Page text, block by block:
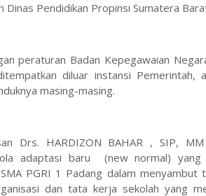
Dinas Pendidikan Propinsi Sumatera
peraturan Badan Kepegawaian
diluar instansi Pemerintah,
masing-masing.
Drs. HARDIZON BAHAR , SIP, MM
adaptasi baru (new normal) yang
PGRI 1 Padang dalam menyambut
dan tata kerja sekolah yang